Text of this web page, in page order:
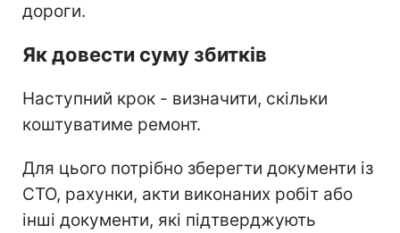
дороги.
Як довести суму збитків
Наступний крок - визначити, скільки
коштуватиме ремонт.
Для цього потрібно зберегти документи із
СТО, рахунки, акти виконаних робіт або
інші документи, які підтверджують